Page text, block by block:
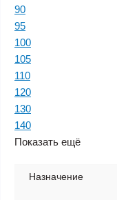
90
95
100
105
110
120
130
140
Показать ещё
Назначение